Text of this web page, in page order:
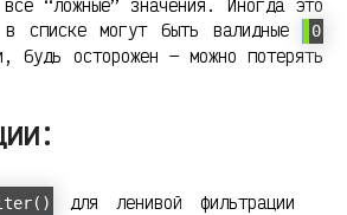
“ложные” значения. Иногда это
списке могут быть валидные
0
будь осторожен — можно потерять
для ленивой фильтрации